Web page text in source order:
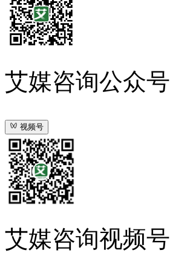
艾媒咨询公众号
视频号
艾媒咨询视频号